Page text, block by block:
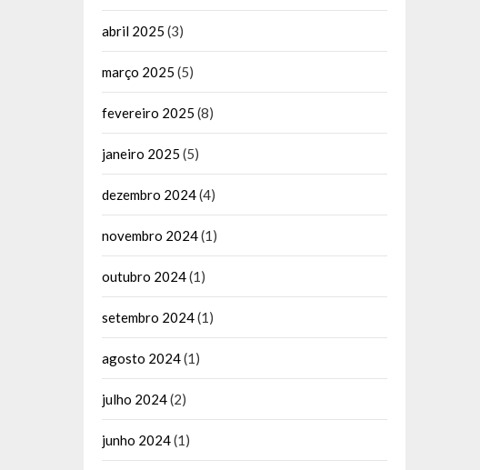
abril 2025 (3)
março 2025 (5)
fevereiro 2025 (8)
janeiro 2025 (5)
dezembro 2024(4)
novembro 2024(1)
outubro 2024(1)
setembro 2024(1)
agosto 2024(1)
julho 2024(2)
junho 2024(1)